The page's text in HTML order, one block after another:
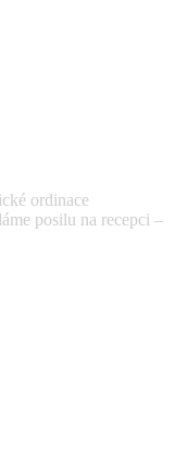
ordinace
posilu na recepci –